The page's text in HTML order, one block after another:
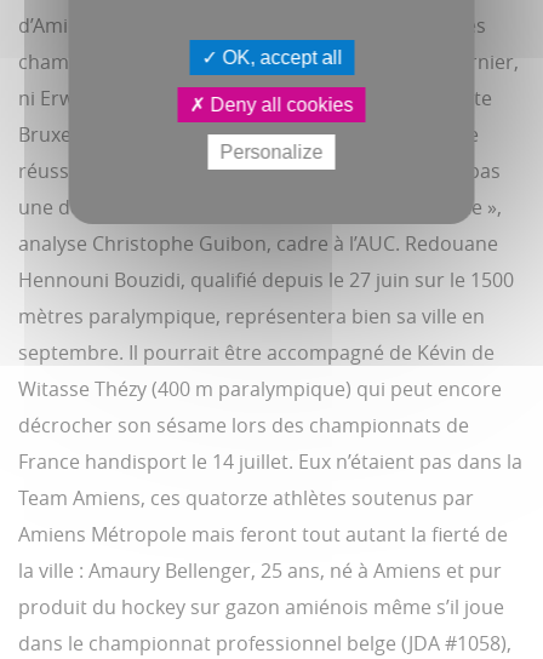
d’Amiens de 24 ans de réaliser les minima. Lors des
championnats de France disputés le week-end dernier,
ni Erwan Konaté (saut en longueur), ni Jean-Baptiste
Bruxelle (lancer de marteau) n'auront en revanche
réussi à arracher leur billet pour les JO. « Ce n’est pas
une déception, on est là dans la crème de la crème »,
analyse Christophe Guibon, cadre à l’AUC. Redouane
Hennouni Bouzidi, qualifié depuis le 27 juin sur le 1500
mètres paralympique, représentera bien sa ville en
septembre. Il pourrait être accompagné de Kévin de
Witasse Thézy (400 m paralympique) qui peut encore
décrocher son sésame lors des championnats de
France handisport le 14 juillet. Eux n’étaient pas dans la
Team Amiens, ces quatorze athlètes soutenus par
Amiens Métropole mais feront tout autant la fierté de
la ville : Amaury Bellenger, 25 ans, né à Amiens et pur
produit du hockey sur gazon amiénois même s’il joue
dans le championnat professionnel belge (JDA #1058),
OK, accept all
Deny all cookies
Personalize